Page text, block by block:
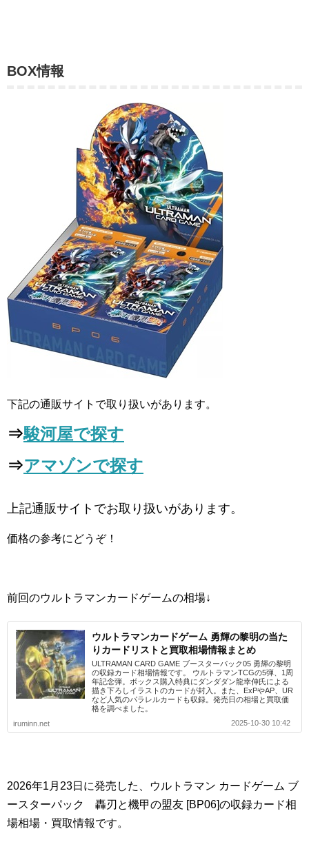
BOX情報
下記の通販サイトで取り扱いがあります。
⇒駿河屋で探す
⇒アマゾンで探す
上記通販サイトでお取り扱いがあります。
価格の参考にどうぞ！
前回のウルトラマンカードゲームの相場↓
ウルトラマンカードゲーム 勇輝の黎明の当た
りカードリストと買取相場情報まとめ
ULTRAMAN CARD GAME ブースターパック05 勇輝の黎明
の収録カード相場情報です。 ウルトラマンTCGの5弾、1周
年記念弾。ボックス購入特典にダンダダン龍幸伸氏による
描き下ろしイラストのカードが封入。また、ExPやAP、UR
など人気のパラレルカードも収録。発売日の相場と買取価
格を調べました。
iruminn.net
2025-10-30 10:42
2026年1月23日に発売した、ウルトラマン カードゲーム ブ
ースターパック 轟刃と機甲の盟友 [BP06]の収録カード相
場相場・買取情報です。